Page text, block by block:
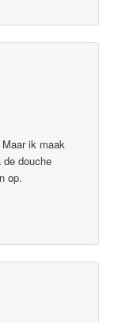
ik maak
de douche
op.